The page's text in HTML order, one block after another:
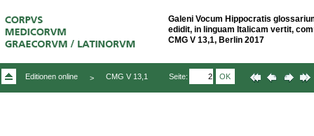
Galeni Vocum Hippocratis
edidit, in linguam Italicam vertit,
CMG V 13,1, Berlin 2017
Editionen online > CMG V 13,1 Seite: OK